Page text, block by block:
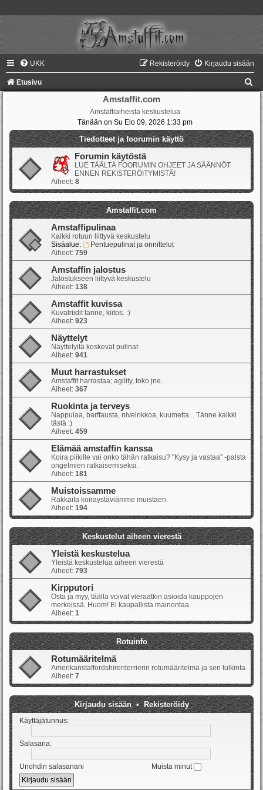
UKK Kirjaudu sisään
Rekisteröidy
Etusivu
Amstaffit.com
Amstaffiaiheista keskustelua
Tänään on Su Elo 09, 2026 1:33 pm
Tiedotteet ja foorumin käyttö
Forumin käytöstä
LUE TÄÄLTÄ FOORUMIN OHJEET JA SÄÄNNÖT
ENNEN REKISTERÖITYMISTÄ!
Aiheet: 8
Amstaffit.com
Amstaffipulinaa
Kaikki rotuun liittyvä keskustelu
Sisäalue:
Pentuepulinat ja onnittelut
Aiheet: 759
Amstaffin jalostus
Jalostukseen liittyvä keskustelu
Aiheet: 138
Amstaffit kuvissa
Kuvatriidit tänne, kiitos. :)
Aiheet: 923
Näyttelyt
Näyttelyitä koskevat pulinat
Aiheet: 941
Muut harrastukset
Amstaffit harrastaa; agility, toko jne.
Aiheet: 367
Ruokinta ja terveys
Nappulaa, barffausta, nivelrikkoa, kuumetta... Tänne kaikki
tästä :)
Aiheet: 459
Elämää amstaffin kanssa
Koira piikille vai onko tähän ratkaisu? "Kysy ja vastaa" -palsta
ongelmien ratkaisemiseksi.
Aiheet: 181
Muistoissamme
Rakkaita koiraystäviämme muistaen.
Aiheet: 194
Keskustelut aiheen vierestä
Yleistä keskustelua
Yleistä keskustelua aiheen vierestä
Aiheet: 793
Kirpputori
Osta ja myy, täällä voivat vieraatkin asioida kauppojen
merkeissä. Huom! Ei kaupallista mainontaa.
Aiheet: 1
Rotuinfo
Rotumääritelmä
Amerikanstaffordshirenterrierin rotumääritelmä ja sen tulkinta.
Aiheet: 7
Kirjaudu sisään•Rekisteröidy
Käyttäjätunnus:
Salasana:
Unohdin salasanani Muista minut